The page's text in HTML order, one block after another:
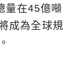
量在45億噸
成為全球規